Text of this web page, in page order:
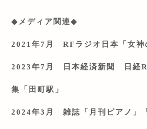
◆ メディア関連◆
2021 年7 月 RFラジオ日本「女神
2023年7 月 日本経済新聞 日経
集「田町駅」
2024年3 月 雑誌「月刊ピアノ」